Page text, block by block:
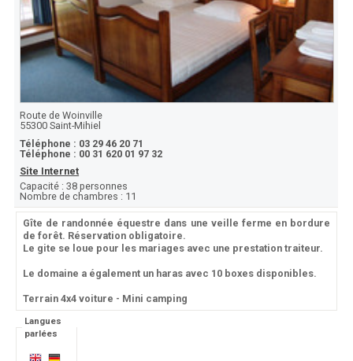
Route de Woinville
55300Saint-Mihiel
Téléphone : 03 29 46 20 71
Téléphone : 00 31 620 01 97 32
Site Internet
Capacité :38 personnes
Nombre de chambres : 11
Gîte de randonnée équestre dans une veille ferme en bordure
de forêt. Réservation obligatoire.
Le gite se loue pour les mariages avec une prestation traiteur.
Le domaine a également un haras avec 10 boxes disponibles.
Terrain 4x4 voiture - Mini camping
Langues
parlées